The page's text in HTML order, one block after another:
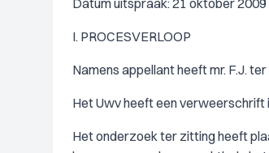
Datum uitspraak: 21 oktober 2009
I. PROCESVERLOOP
Namens appellant heeft mr. F.J.
Het Uwv heeft een verweerschrift
Het onderzoek ter zitting heeft